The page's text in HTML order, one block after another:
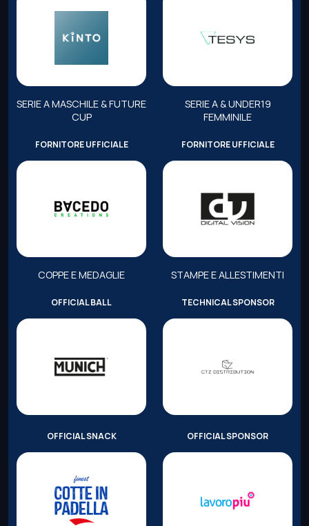
SERIE A MASCHILE & FUTURE
CUP
SERIE A & UNDER19
FEMMINILE
FORNITORE UFFICIALE
COPPE E MEDAGLIE
FORNITORE UFFICIALE
STAMPE E ALLESTIMENTI
OFFICIAL BALL TECHNICAL SPONSOR
OFFICIAL SNACK OFFICIAL SPONSOR